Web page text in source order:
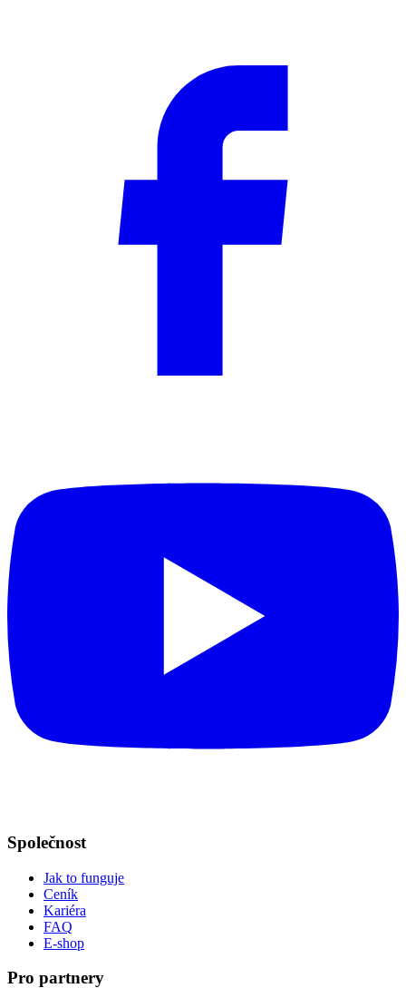
Společnost
Jak to funguje
Ceník
Kariéra
FAQ
E-shop
Pro partnery